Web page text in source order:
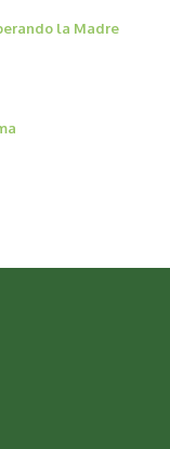
la Madre